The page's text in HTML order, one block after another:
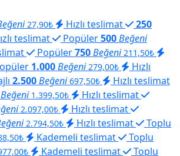
27,90₺ Hızlı teslimat
250
teslimat Popüler500Beğeni
Popüler750Beğeni 211,50₺
1.000Beğeni 279,00₺
Hızlı
2.500Beğeni 697,50₺
Hızlı teslimat
Beğeni 1.399,50₺
Hızlı teslimat
2.097,00₺
Hızlı teslimat
2.794,50₺ Hızlı teslimat
Toplu
Kademeli teslimat
Toplu
Kademeli teslimat
Toplu